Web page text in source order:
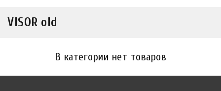
VISOR old
В категории нет товаров